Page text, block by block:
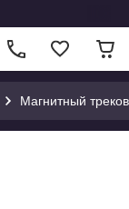
Магнитный